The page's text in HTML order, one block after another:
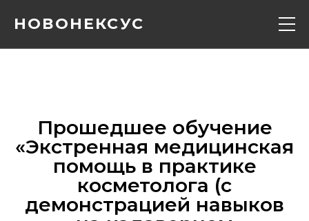
НОВОНЕКСУС
Расписание
Прошедшее обучение
«‎Экстренная медицинская
помощь в практике
косметолога (с
демонстрацией навыков